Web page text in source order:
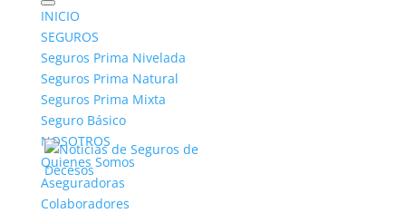
INICIO
SEGUROS
Seguros Prima Nivelada
Seguros Prima Natural
Seguros Prima Mixta
Seguro Básico
NOSOTROS
Quienes Somos
Aseguradoras
Colaboradores